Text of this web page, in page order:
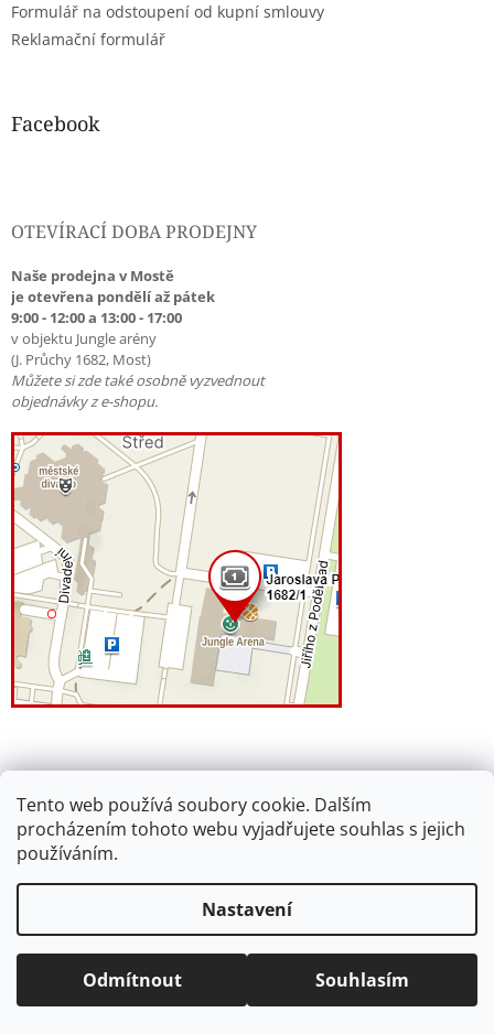
Tento web používá soubory cookie. Dalším
procházením tohoto webu vyjadřujete souhlas s jejich
používáním.
Nastavení
Odmítnout Souhlasím
Formulář na odstoupení od kupní smlouvy
Reklamační formulář
Facebook
OTEVÍRACÍ DOBA PRODEJNY
Naše prodejna v Mostě
je otevřena pondělí až pátek
9:00 - 12:00 a 13:00 - 17:00
v objektu Jungle arény
(J. Průchy 1682, Most)
Můžete si zde také osobně vyzvednout
objednávky z e-shopu.
Kontakt
e-prvnacek
facebook
Vytvořil Shoptet